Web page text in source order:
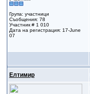
Група: участници
Съобщения: 78
Участник # 1 010
Дата на регистрация: 17-June
07
Елтимир